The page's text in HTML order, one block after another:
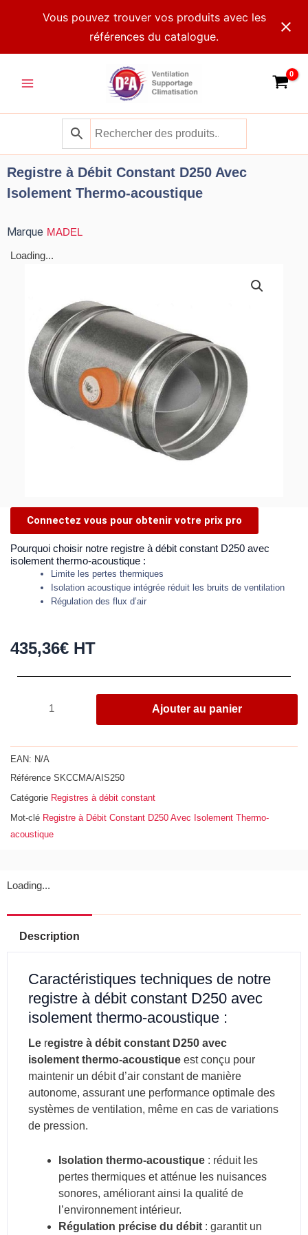
Vous pouvez trouver vos produits avec les
références du catalogue.
Menu
Registre à Débit Constant D250 Avec
Isolement Thermo-acoustique
Marque MADEL
Loading...
Connectez vous pour obtenir votre prix pro
Pourquoi choisir notre registre à débit constant D250 avec
isolement thermo-acoustique :
Limite les pertes thermiques
Isolation acoustique intégrée réduit les bruits de ventilation
Régulation des flux d’air
435,36€ HT
à
Constant
D250
Avec
Isolement
Ajouter au panier
EAN: N/A
Référence SKCCMA/AIS250
Catégorie Registres à débit constant
Mot-clé Registre à Débit Constant D250 Avec Isolement Thermo-
acoustique
Loading...
Description
Caractéristiques techniques de notre
registre à débit constant D250 avec
isolement thermo-acoustique :
Le registre à débit constant D250 avec
isolement thermo-acoustique est conçu pour
maintenir un débit d’air constant de manière
autonome, assurant une performance optimale des
systèmes de ventilation, même en cas de variations
de pression.
Isolation thermo-acoustique: réduit les
pertes thermiques et atténue les nuisances
sonores, améliorant ainsi la qualité de
l’environnement intérieur.
Régulation précise du débit: garantit un